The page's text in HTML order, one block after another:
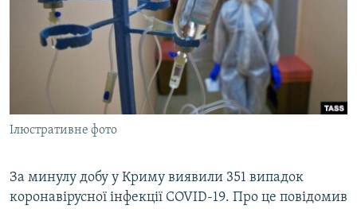
СПЕЦПРОЕКТИ
ДЕПОРТАЦІЯ
ВІДЕОУРОКИ «ELIFBE»
СВІДЧЕННЯ ОКУПАЦІЇ
УКРАЇНСЬКА ПРОБЛЕМА КРИМУ
ЯК ОБІЙТИ БЛОКУВАННЯ
Qırımtatar
Ілюстративне фото
За минулу добу у Криму виявили 351 випадок
коронавірусної інфекції COVID-19. Про це повідомив